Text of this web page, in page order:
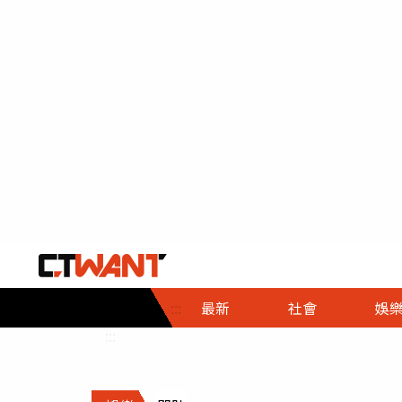
::: 最新 社會
社會首頁
時事
調查
娛樂
娛樂首頁
即時
財經首頁
熱線
政